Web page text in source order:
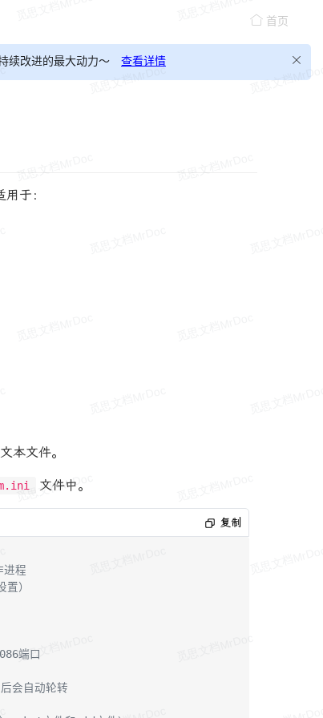
首页
续改进的最大动力～ 查看详情
于：
本文件。
文件中。
复制
进程
）
端口
会自动轮转